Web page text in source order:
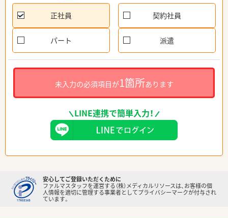
正社員 契約社員
パート 派遣
未入力の必須項目が1箇所あります
LINE連携で簡単入力！
安心してご登録いただくために
ファルマスタッフを運営する（株）メディカルリソースは、お客様の個
人情報を適切に管理する事業者としてプライバシーマークが付与され
ています。